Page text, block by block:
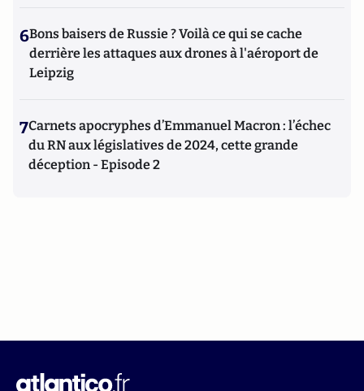
6Bons baisers de Russie ? Voilà ce qui se cache
derrière les attaques aux drones à l'aéroport de
Leipzig
7Carnets apocryphes d’Emmanuel Macron : l’échec
du RN aux législatives de 2024, cette grande
déception - Episode 2